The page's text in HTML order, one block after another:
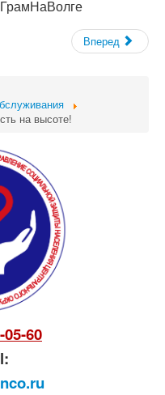
Вперед
на высоте!
05-60